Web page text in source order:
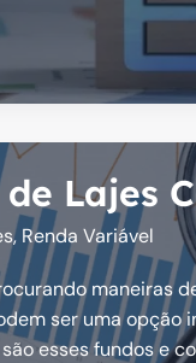
de Lajes
, Renda Variável
maneiras
ser uma opção
esses fundos e